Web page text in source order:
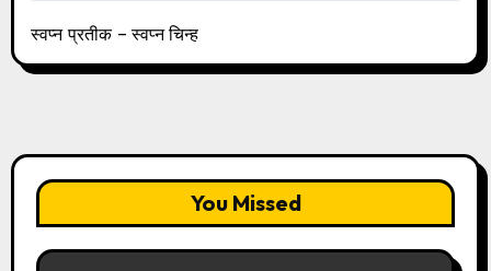
स्वप्न प्रतीक – स्वप्न चिन्ह
You Missed